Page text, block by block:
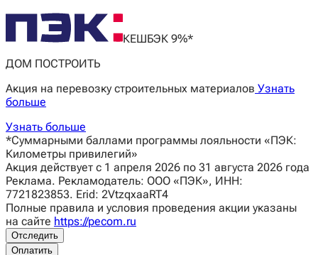
КЕШБЭК 9%*
ДОМ ПОСТРОИТЬ
Акция на перевозку строительных материалов Узнать
больше
Узнать больше
*Суммарными баллами программы лояльности «ПЭК:
Километры привилегий»
Акция действует с 1 апреля 2026 по 31 августа 2026 года
Реклама. Рекламодатель: ООО «ПЭК», ИНН:
7721823853. Erid: 2VtzqxaaRT4
Полные правила и условия проведения акции указаны
на сайте https://pecom.ru
Отследить
Оплатить